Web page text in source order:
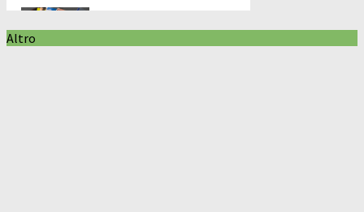
Altro